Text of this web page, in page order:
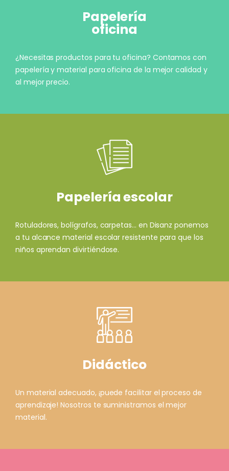
Papelería
oficina
¿Necesitas productos para tu oficina? Contamos con
papelería y material para oficina de la mejor calidad y
al mejor precio.
Papelería escolar
Rotuladores, bolígrafos, carpetas... en Disanz ponemos
a tu alcance material escolar resistente para que los
niños aprendan divirtiéndose.
Didáctico
Un material adecuado, ¡puede facilitar el proceso de
aprendizaje! Nosotros te suministramos el mejor
material.